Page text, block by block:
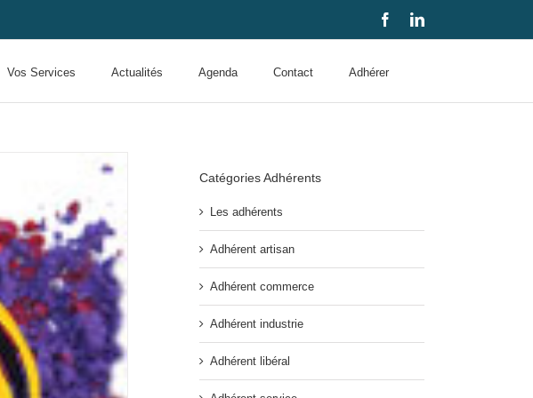
FacebookLinkedIn
Vos Services Actualités Agenda Contact Adhérer
Catégories Adhérents
Les adhérents
Adhérent artisan
Adhérent commerce
Adhérent industrie
Adhérent libéral